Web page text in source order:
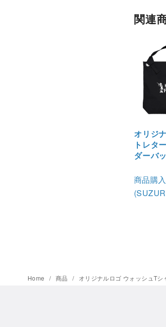
関連
オリジ
トレタ
ダーバ
商品購
Home 商品 オリジナルロゴ ウォッシュTシ